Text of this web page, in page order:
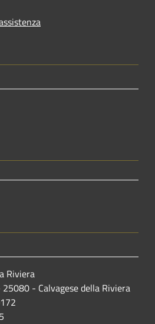
Riviera
- Calvagese della Riviera